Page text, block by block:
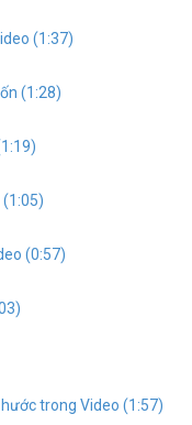
(1:37)
(1:28)
(0:57)
trong Video (1:57)